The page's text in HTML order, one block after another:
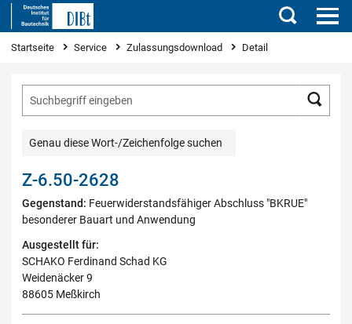
Suchen
Sie sind hier
Startseite Service Zulassungsdownload Detail
Genau diese Wort-/Zeichenfolge suchen
Z-6.50-2628
Gegenstand: Feuerwiderstandsfähiger Abschluss "BKRUE"
besonderer Bauart und Anwendung
Ausgestellt für:
SCHAKO Ferdinand Schad KG
Weidenäcker 9
88605 Meßkirch